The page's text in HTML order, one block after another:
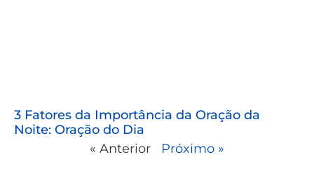
3 Fatores da Importância da Oração da
Noite: Oração do Dia
« Anterior
Próximo »